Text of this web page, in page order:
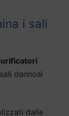
i sali
dannosi
dalle